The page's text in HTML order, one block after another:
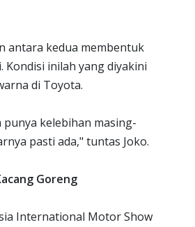
antara kedua membentuk
Kondisi inilah yang diyakini
di Toyota.
kelebihan masing-
pasti ada," tuntas Joko.
Goreng
International Motor Show